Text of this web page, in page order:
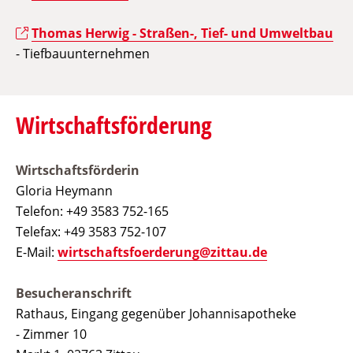
Thomas Herwig - Straßen-, Tief- und Umweltbau
- Tiefbauunternehmen
Wirtschaftsförderung
Wirtschaftsförderin
Gloria Heymann
Telefon: +49 3583 752-165
Telefax: +49 3583 752-107
E-Mail: wirtschaftsfoerderung@zittau.de
Besucheranschrift
Rathaus, Eingang gegenüber Johannisapotheke
- Zimmer 10